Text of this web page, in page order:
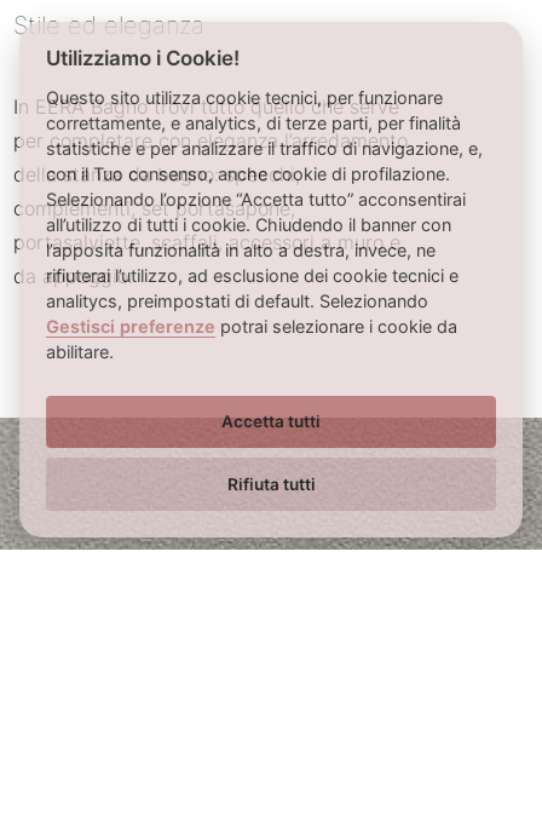
Stile ed eleganza
In EERA Bagno trovi tutto quello che serve
per completare con eleganza l’arredamento
della stanza da bagno: specchi,
complementi, set portasapone,
portasalviette, scaffali, accessori a muro e
da appoggio.
Utilizziamo i Cookie!
Questo sito utilizza cookie tecnici, per funzionare
correttamente, e analytics, di terze parti, per finalità
statistiche e per analizzare il traffico di navigazione, e,
con il Tuo consenso, anche cookie di profilazione.
Selezionando l’opzione “Accetta tutto” acconsentirai
all’utilizzo di tutti i cookie. Chiudendo il banner con
l’apposita funzionalità in alto a destra, invece, ne
rifiuterai l’utilizzo, ad esclusione dei cookie tecnici e
analitycs, preimpostati di default. Selezionando
Gestisci preferenze potrai selezionare i cookie da
abilitare.
Accetta tutti
Rifiuta tutti